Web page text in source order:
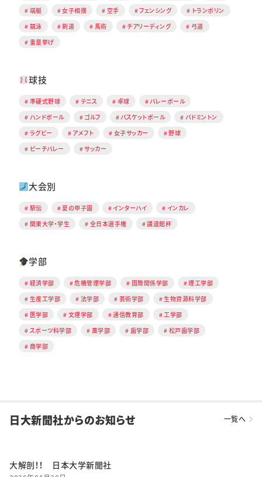
端艇 女子相撲 空手 フェンシング
トランポリン
競泳
剣道 馬術 チアリーディング
弓道
重量挙げ
球技
準硬式野球 テニス 卓球
バレーボール
ハンドボール
ゴルフ バスケットボール
バドミントン
ラグビー
アメフト 女子サッカー
野球
ビーチバレー
サッカー
大会別
駅伝 夏の甲子園 インターハイ
インカレ
関東大学・学生
全日本選手権 講道館杯
学部
経済学部 危機管理学部 国際関係学部
理工学部
生産工学部
法学部 芸術学部
生物資源科学部
医学部
文理学部 通信教育部
工学部
スポーツ科学部
薬学部 歯学部
松戸歯学部
商学部
日大新聞社からのお知らせ 一覧へ
大解剖！！ 日本大学新聞社